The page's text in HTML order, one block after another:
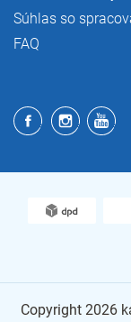
Súhlas so
FAQ
Copyright 2026